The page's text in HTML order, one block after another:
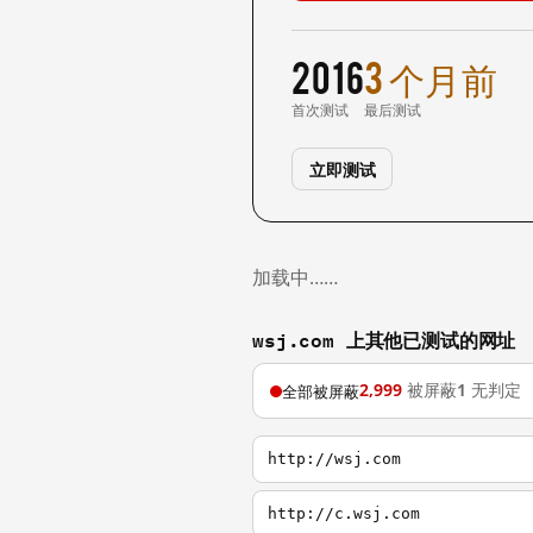
2016
首次测试
3 个月前
最后测试
立即测试
加载中……
wsj.com 上其他已测试的网址
全部被屏蔽2,999 被屏蔽1 无判定
http://wsj.com
http://c.wsj.com